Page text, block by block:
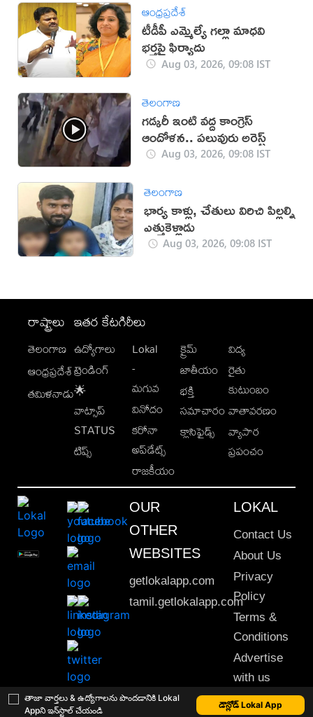
తాజా వార్తలు & ఉద్యోగాలను పొందడానికి Lokal
Appని ఇన్‌స్టాల్ చేయండి
డౌన్లోడ్ Lokal App
ఆంధ్రప్రదేశ్
టీడీపీ ఎమ్మెల్యే గ‌ల్లా మాధ‌వి
భ‌ర్త‌పై ఫిర్యాదు
Aug 03, 2026, 09:08 IST
తెలంగాణ
గడ్కరీ ఇంటి వద్ద కాంగ్రెస్
ఆందోళన.. పలువురు అరెస్ట్
Aug 03, 2026, 09:08 IST
తెలంగాణ
భార్య కాళ్లు, చేతులు విరిచి పిల్లల్ని
ఎత్తుకెళ్లాడు
Aug 03, 2026, 09:08 IST
రాష్ట్రాలు
తెలంగాణ
ఆంధ్రప్రదేశ్
తమిళనాడు
ఇతర కేటగిరీలు
ఉద్యోగాలు
ట్రెండింగ్
🌟
వాట్సాప్
STATUS
టిప్స్
Lokal
-
మగువ
వినోదం
కరోనా
అప్‌డేట్స్
రాజకీయం
క్రైమ్
జాతీయం
భక్తి
సమాచారం
క్లాసిఫైడ్స్
విద్య
రైతు
కుటుంబం
వాతావరణం
వ్యాపార
ప్రపంచం
OUR
OTHER
WEBSITES
getlokalapp.com
tamil.getlokalapp.com
LOKAL
Contact Us
About Us
Privacy
Policy
Terms &
Conditions
Advertise
with us
Sitemap
This material may not be published, transmitted, rewritten or redistributed. © 2020 Lokal App. All rights reserved.